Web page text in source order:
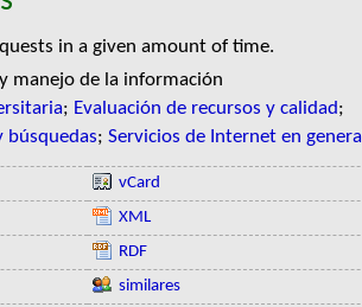
in a given amount of time.
manejo de la información
; Evaluación de recursos y calidad;
búsquedas; Servicios de Internet en general
vCard
XML
RDF
similares